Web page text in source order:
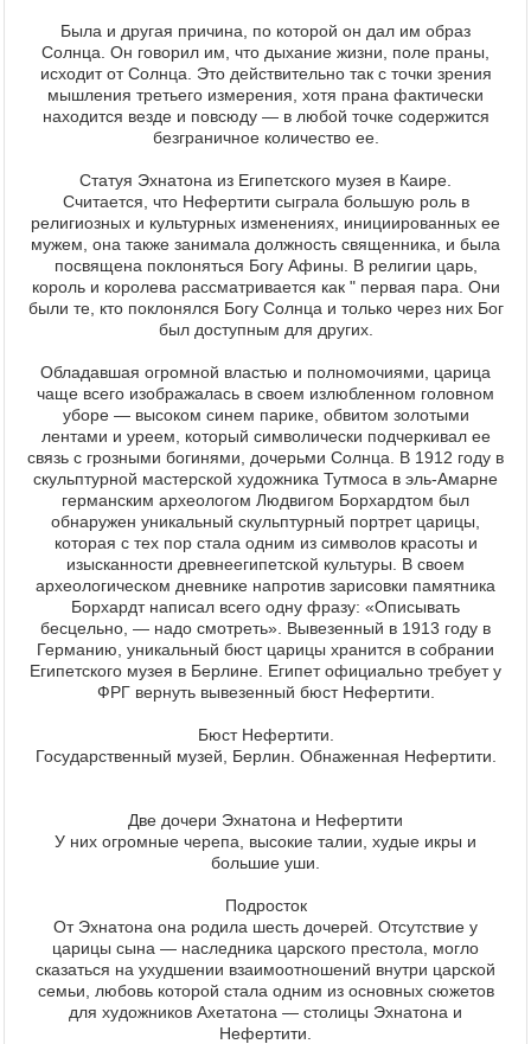
Была и другая причина, по которой он дал им образ
Солнца. Он говорил им, что дыхание жизни, поле праны,
исходит от Солнца. Это действительно так с точки зрения
мышления третьего измерения, хотя прана фактически
находится везде и повсюду — в любой точке содержится
безграничное количество ее.
Статуя Эхнатона из Египетского музея в Каире.
Считается, что Нефертити сыграла большую роль в
религиозных и культурных изменениях, инициированных ее
мужем, она также занимала должность священника, и была
посвящена поклоняться Богу Афины. В религии царь,
король и королева рассматривается как " первая пара. Они
были те, кто поклонялся Богу Солнца и только через них Бог
был доступным для других.
Обладавшая огромной властью и полномочиями, царица
чаще всего изображалась в своем излюбленном головном
уборе — высоком синем парике, обвитом золотыми
лентами и уреем, который символически подчеркивал ее
связь с грозными богинями, дочерьми Солнца. В 1912 году в
скульптурной мастерской художника Тутмоса в эль-Амарне
германским археологом Людвигом Борхардтом был
обнаружен уникальный скульптурный портрет царицы,
которая с тех пор стала одним из символов красоты и
изысканности древнеегипетской культуры. В своем
археологическом дневнике напротив зарисовки памятника
Борхардт написал всего одну фразу: «Описывать
бесцельно, — надо смотреть». Вывезенный в 1913 году в
Германию, уникальный бюст царицы хранится в собрании
Египетского музея в Берлине. Египет официально требует у
ФРГ вернуть вывезенный бюст Нефертити.
Бюст Нефертити.
Государственный музей, Берлин. Обнаженная Нефертити.
Две дочери Эхнатона и Нефертити
У них огромные черепа, высокие талии, худые икры и
большие уши.
Подросток
От Эхнатона она родила шесть дочерей. Отсутствие у
царицы сына — наследника царского престола, могло
сказаться на ухудшении взаимоотношений внутри царской
семьи, любовь которой стала одним из основных сюжетов
для художников Ахетатона — столицы Эхнатона и
Нефертити.